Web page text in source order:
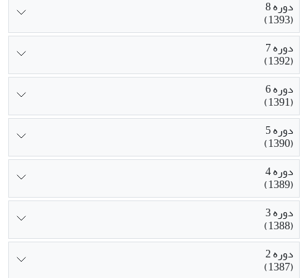
دوره 8
(1393)
دوره 7
(1392)
دوره 6
(1391)
دوره 5
(1390)
دوره 4
(1389)
دوره 3
(1388)
دوره 2
(1387)